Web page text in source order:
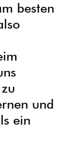
besten
und
ein